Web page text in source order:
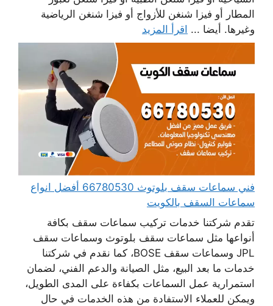
المطار أو فيزا شنغن للأزواج أو فيزا شنغن الرياضية
وغيرها. أيضا ... اقرأ المزيد
فني سماعات سقف بلوتوث 66780530 أفضل انواع
سماعات السقف بالكويت
تقدم شركتنا خدمات تركيب سماعات سقف بكافة
أنواعها مثل سماعات سقف بلوتوث وسماعات سقف
JPL وسماعات سقف BOSE، كما نقدم في شركتنا
خدمات ما بعد البيع، مثل الصيانة والدعم الفني، لضمان
استمرارية عمل السماعات بكفاءة على المدى الطويل،
ويمكن للعملاء الاستفادة من هذه الخدمات في حال